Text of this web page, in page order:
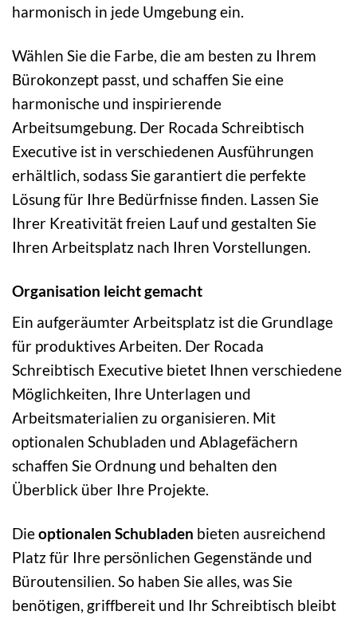
harmonisch in jede Umgebung ein.
Wählen Sie die Farbe, die am besten zu Ihrem
Bürokonzept passt, und schaffen Sie eine
harmonische und inspirierende
Arbeitsumgebung. Der Rocada Schreibtisch
Executive ist in verschiedenen Ausführungen
erhältlich, sodass Sie garantiert die perfekte
Lösung für Ihre Bedürfnisse finden. Lassen Sie
Ihrer Kreativität freien Lauf und gestalten Sie
Ihren Arbeitsplatz nach Ihren Vorstellungen.
Organisation leicht gemacht
Ein aufgeräumter Arbeitsplatz ist die Grundlage
für produktives Arbeiten. Der Rocada
Schreibtisch Executive bietet Ihnen verschiedene
Möglichkeiten, Ihre Unterlagen und
Arbeitsmaterialien zu organisieren. Mit
optionalen Schubladen und Ablagefächern
schaffen Sie Ordnung und behalten den
Überblick über Ihre Projekte.
Dieoptionalen Schubladen bieten ausreichend
Platz für Ihre persönlichen Gegenstände und
Büroutensilien. So haben Sie alles, was Sie
benötigen, griffbereit und Ihr Schreibtisch bleibt